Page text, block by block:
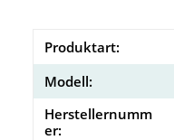
Produktart:
Modell:
Herstellernumm
er: